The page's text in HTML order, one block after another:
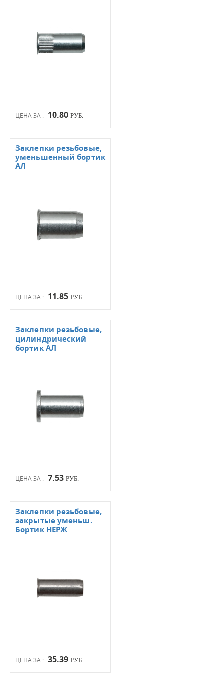
ЦЕНА ЗА : 10.80 РУБ.
ЦЕНА ЗА : 11.85 РУБ.
Заклепки резьбовые,
уменьшенный бортик
АЛ
ЦЕНА ЗА : 7.53 РУБ.
Заклепки резьбовые,
цилиндрический
бортик АЛ
ЦЕНА ЗА : 35.39 РУБ.
Заклепки резьбовые,
закрытые уменьш.
Бортик НЕРЖ